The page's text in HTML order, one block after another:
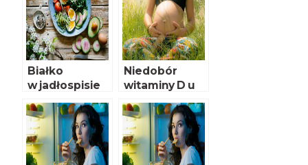
Białko
w jadłospisie
Niedobór
witaminy D u
ciężarnych
Polek – czy
problem
kończy się
latem?